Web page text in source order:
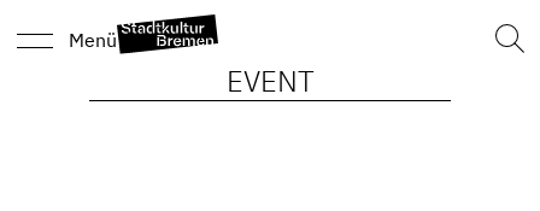
Menü
EVENT